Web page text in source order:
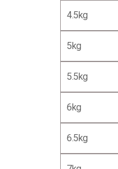
4.5kg
5kg
5.5kg
6kg
6.5kg